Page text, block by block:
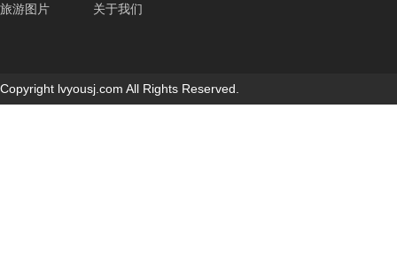
旅游图片
关于我们
Copyright lvyousj.com All Rights Reserved.